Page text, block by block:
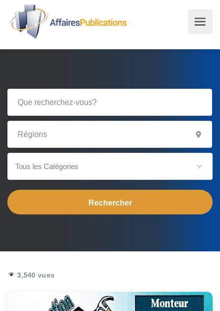
Tous les Catégories
3,540 vues